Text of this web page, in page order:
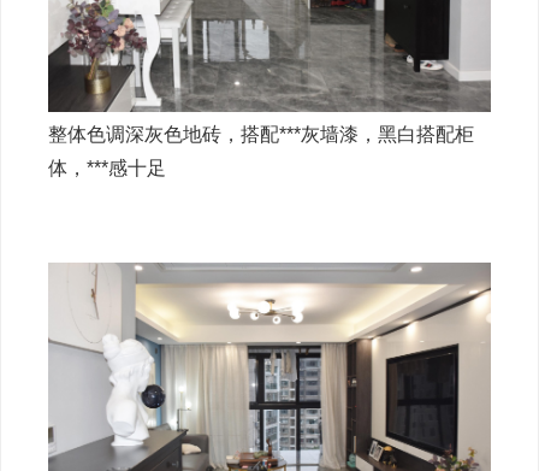
整体色调深灰色地砖，搭配***灰墙漆，黑白搭配柜
体，***感十足